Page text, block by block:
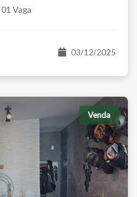
01 Vaga
03/12/2025
Venda